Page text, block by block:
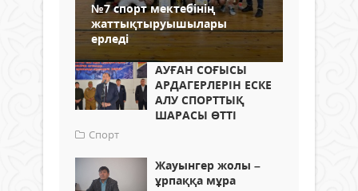
№7 спорт мектебінің
жаттықтыруышылары
ерледі
АУҒАН СОҒЫСЫ
АРДАГЕРЛЕРІН ЕСКЕ
АЛУ СПОРТТЫҚ
ШАРАСЫ ӨТТІ
Спорт
Жауынгер жолы –
ұрпаққа мұра